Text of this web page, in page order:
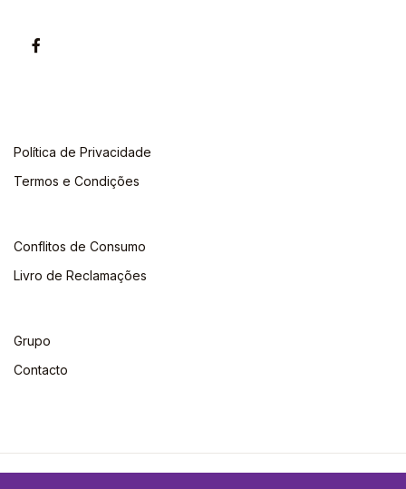
Política de Privacidade
Termos e Condições
Conflitos de Consumo
Livro de Reclamações
Grupo
Contacto